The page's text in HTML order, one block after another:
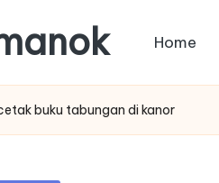
Home
buku tabungan di kanor